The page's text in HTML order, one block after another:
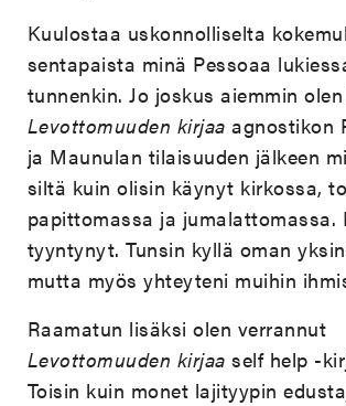
Kuulostaa uskonnolliselta
sentapaista minä Pessoaa
tunnenkin. Jo joskus aiemmin
Levottomuuden kirjaa agnostikon
ja Maunulan tilaisuuden jälkeen
siltä kuin olisin käynyt kirkossa,
papittomassa ja jumalattomassa.
tyyntynyt. Tunsin kyllä oman
mutta myös yhteyteni muihin
Raamatun lisäksi olen verrannut
Levottomuuden kirjaa self help -
Toisin kuin monet lajityypin